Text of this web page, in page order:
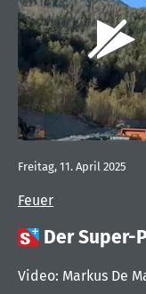
Feuer
Freitag, 11. April 2025
 Der Super-
Video: Markus De